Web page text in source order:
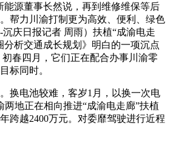
能源董事长然说，再到维修维保等后
帮力川渝打制更为高效、便利、绿色
庆日报记者 周雨）扶植“成渝电走
分析交通成长规划》明白的一项沉点
春四月，它们正在配合办事川渝零
标同时。
电池较难，客岁1月，以换一次电
两地正在相向推进“成渝电走廊”扶植
跨越2400万元。对委靡驾驶进行近程